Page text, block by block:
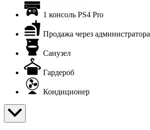
1 консоль PS4 Pro
Продажа через администратора
Санузел
Гардероб
Кондиционер